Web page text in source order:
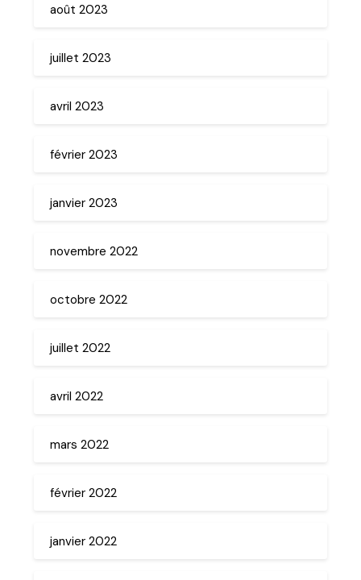
août 2023
juillet 2023
avril 2023
février 2023
janvier 2023
novembre 2022
octobre 2022
juillet 2022
avril 2022
mars 2022
février 2022
janvier 2022